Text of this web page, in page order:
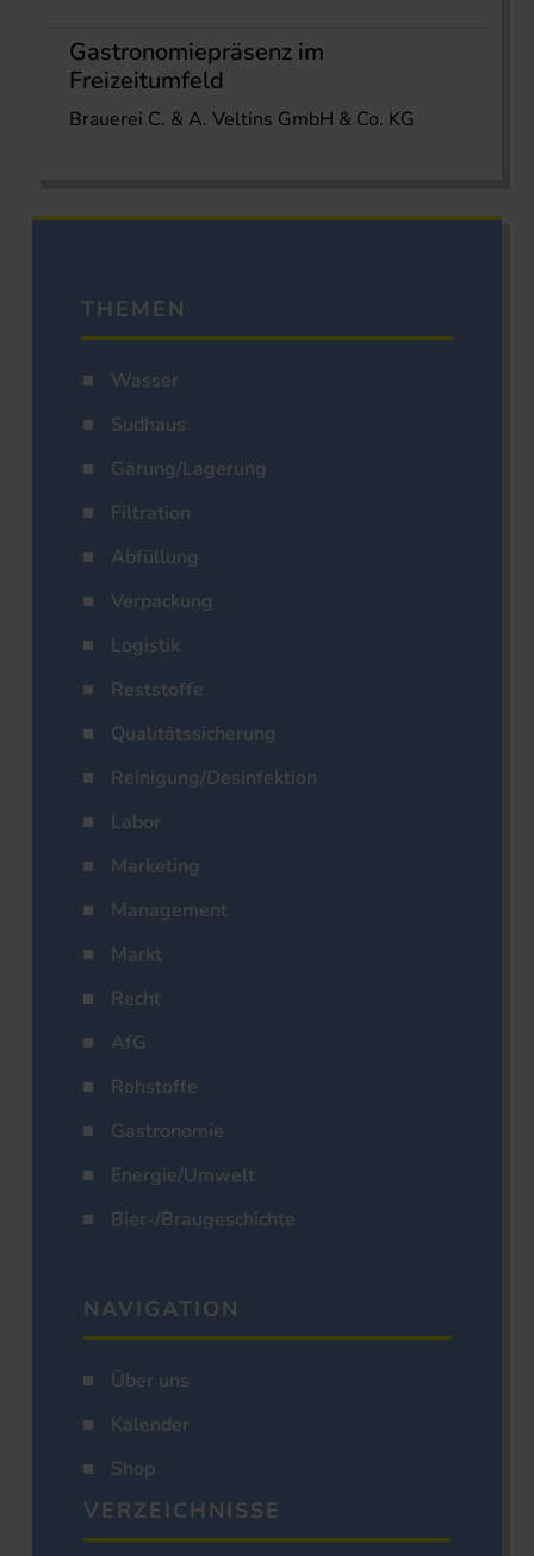
Gastronomiepräsenz im
Freizeitumfeld
Brauerei C. & A. Veltins GmbH & Co. KG
THEMEN
Wasser
Sudhaus
Gärung/Lagerung
Filtration
Abfüllung
Verpackung
Logistik
Reststoffe
Qualitätssicherung
Reinigung/Desinfektion
Labor
Marketing
Management
Markt
Recht
AfG
Rohstoffe
Gastronomie
Energie/Umwelt
Bier-/Braugeschichte
NAVIGATION
Über uns
Kalender
Shop
VERZEICHNISSE